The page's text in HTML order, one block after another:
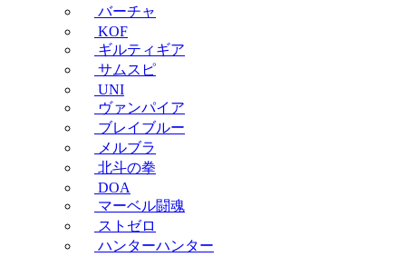
バーチャ
KOF
ギルティギア
サムスピ
UNI
ヴァンパイア
ブレイブルー
メルブラ
北斗の拳
DOA
マーベル闘魂
ストゼロ
ハンターハンター